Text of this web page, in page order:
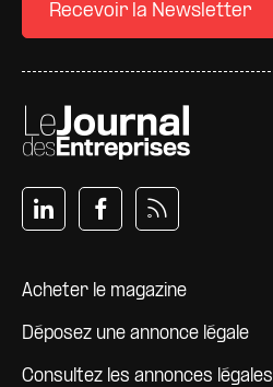
Recevoir la Newsletter
Pied de page
Acheter le magazine
Déposez une annonce légale
Consultez les annonces légales